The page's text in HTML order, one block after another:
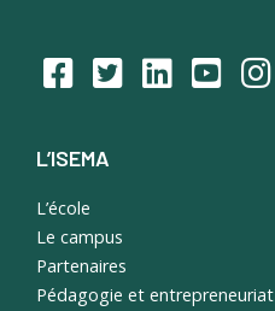
L’ISEMA
L’école
Le campus
Partenaires
Pédagogie et entrepreneuriat